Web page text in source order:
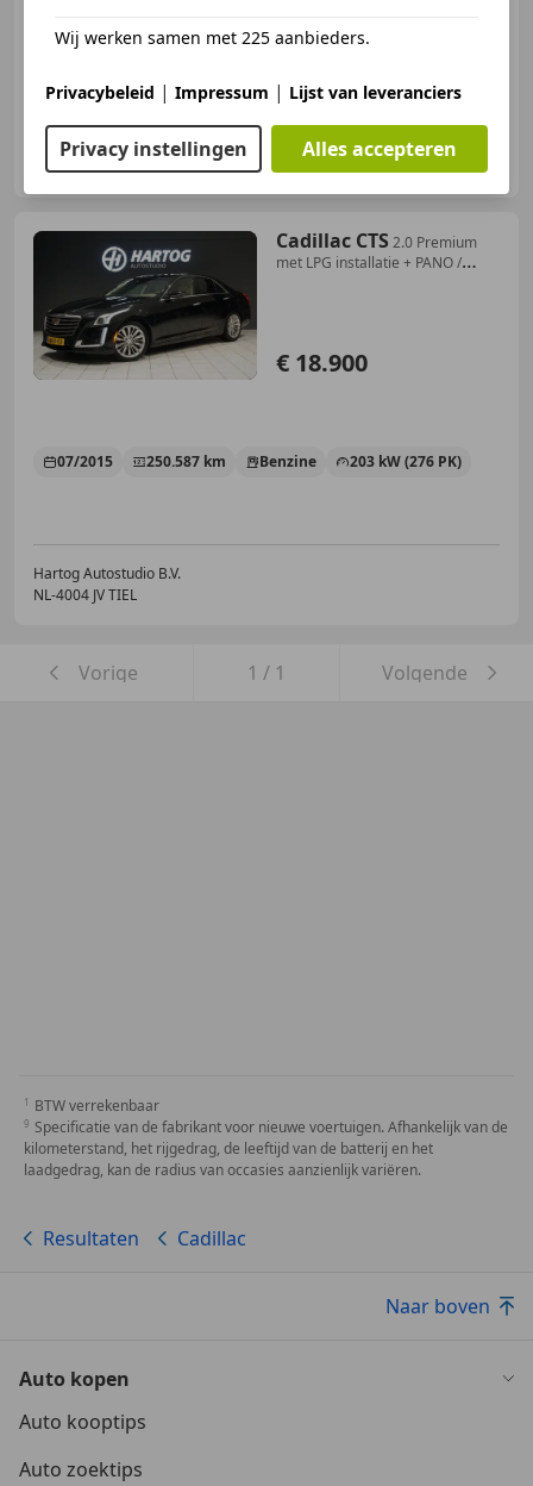
01/2005 219.978 km Benzine 133 kW (181 PK)
Carteam Auto Verdel
NL-2371 BP ROELOFARENDSVEEN
Cadillac CTS 2.0 Premium
met LPG installatie + PANO /
€ 18.900
07/2015 250.587 km Benzine 203 kW (276 PK)
Hartog Autostudio B.V.
NL-4004 JV TIEL
Vorige 1 / 1 Volgende
BTW verrekenbaar
Specificatie van de fabrikant voor nieuwe voertuigen. Afhankelijk van de
kilometerstand, het rijgedrag, de leeftijd van de batterij en het
laadgedrag, kan de radius van occasies aanzienlijk variëren.
Resultaten Cadillac
Naar boven
Auto kopen
Auto kooptips
Auto zoektips
Wij werken samen met 225 aanbieders.
Privacybeleid | Impressum | Lijst van leveranciers
Privacy instellingen Alles accepteren